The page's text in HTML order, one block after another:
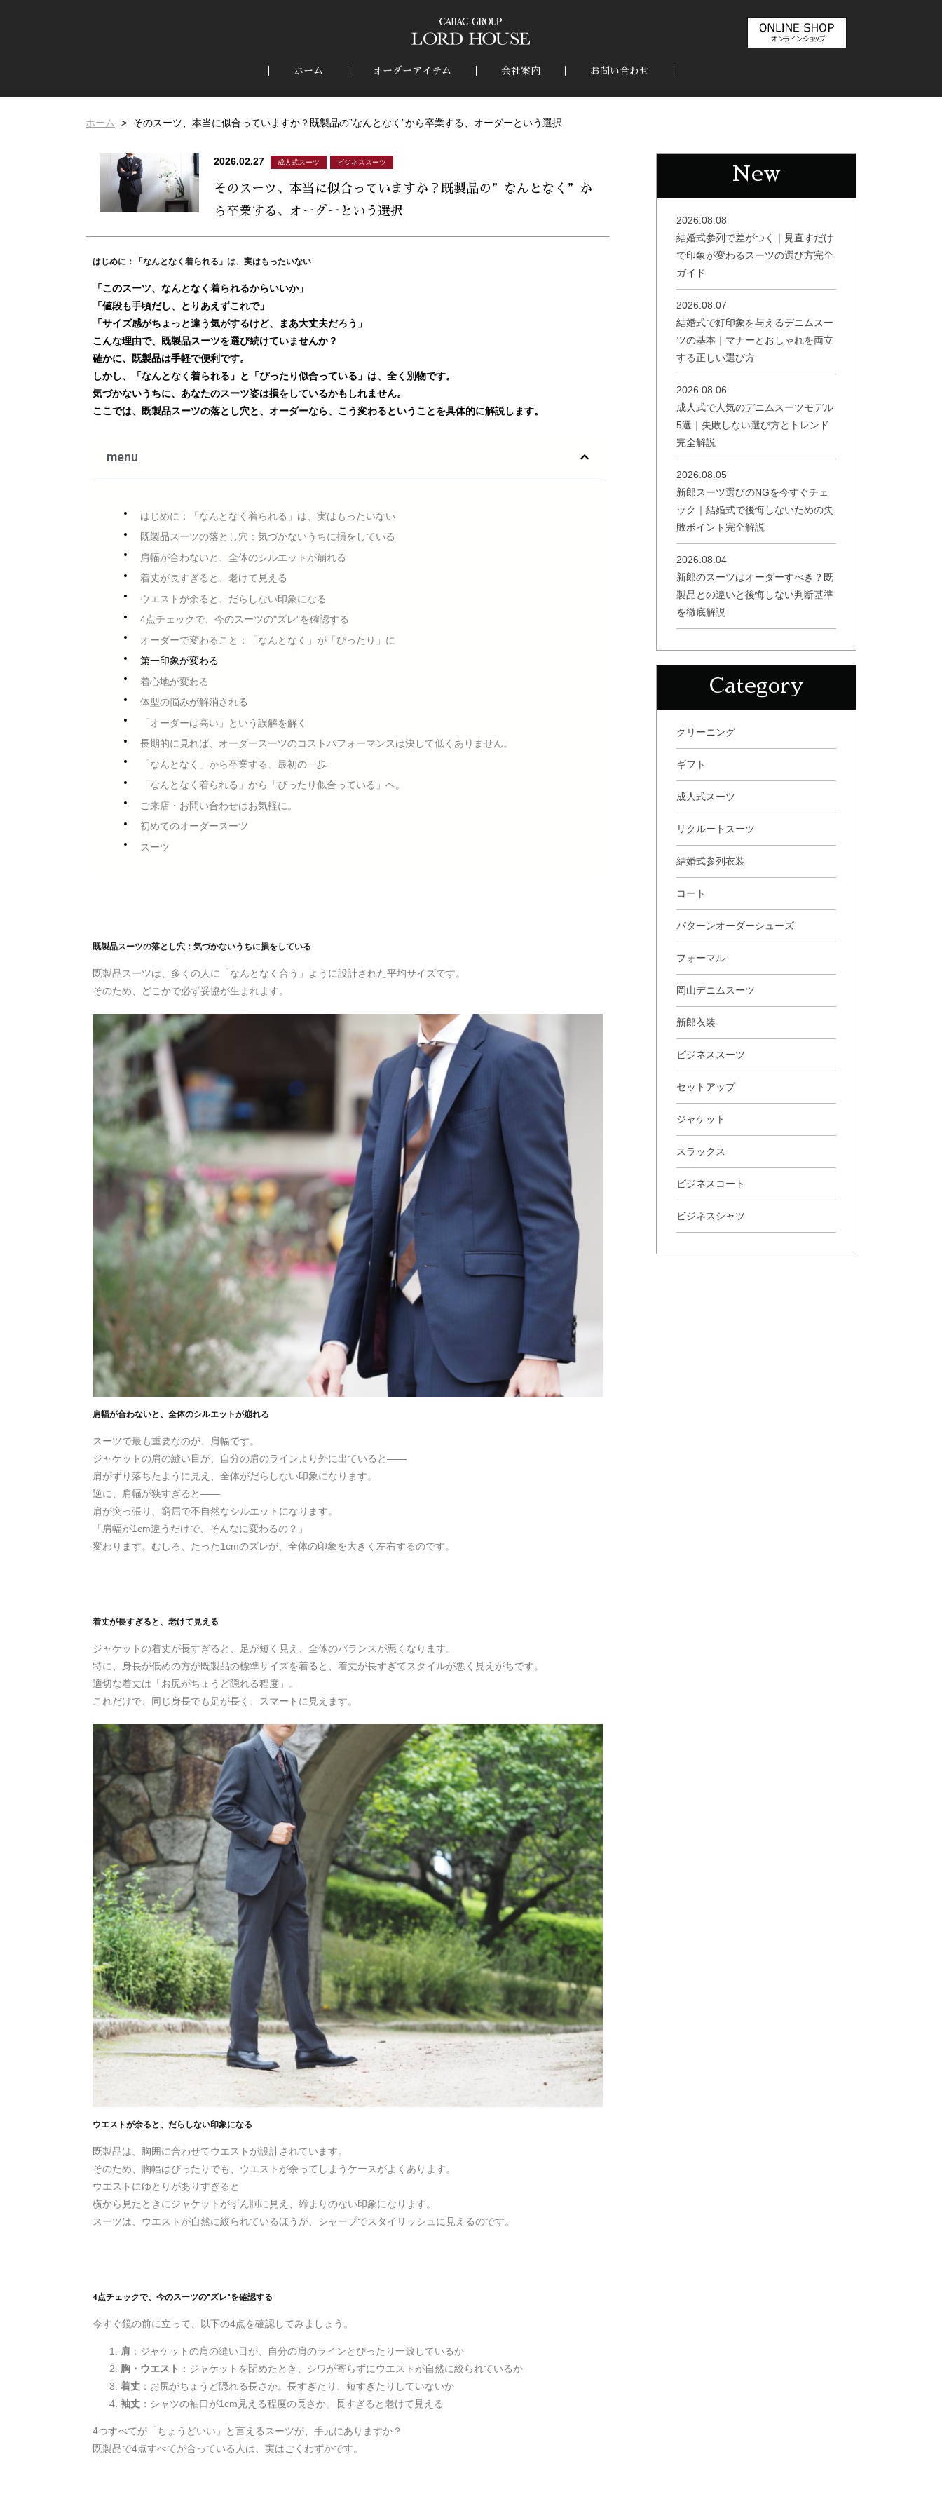
ホーム オーダーアイテム 会社案内 お問い合わせ
ホーム そのスーツ、本当に似合っていますか？既製品の”なんとなく”から卒業する、オーダーという選択
2026.02.27 成人式スーツ ビジネススーツ
そのスーツ、本当に似合っていますか？既製品の”なんとなく”か
ら卒業する、オーダーという選択
はじめに：「なんとなく着られる」は、実はもったいない
「このスーツ、なんとなく着られるからいいか」
「値段も手頃だし、とりあえずこれで」
「サイズ感がちょっと違う気がするけど、まあ大丈夫だろう」
こんな理由で、既製品スーツを選び続けていませんか？
確かに、既製品は手軽で便利です。
しかし、
「なんとなく着られる」と「ぴったり似合っている」は、全く別物です。
気づかないうちに、あなたのスーツ姿は損をしているかもしれません。
ここでは、既製品スーツの落とし穴と、オーダーなら、こう変わるということを具体的に解説します。
menu
はじめに：「なんとなく着られる」は、実はもったいない
既製品スーツの落とし穴：気づかないうちに損をしている
肩幅が合わないと、全体のシルエットが崩れる
着丈が長すぎると、老けて見える
ウエストが余ると、だらしない印象になる
4点チェックで、今のスーツの"ズレ"を確認する
オーダーで変わること：「なんとなく」が「ぴったり」に
第一印象が変わる
着心地が変わる
体型の悩みが解消される
「オーダーは高い」という誤解を解く
長期的に見れば、オーダースーツのコストパフォーマンスは決して低くありません。
「なんとなく」から卒業する、最初の一歩
「なんとなく着られる」から「ぴったり似合っている」へ。
ご来店・お問い合わせはお気軽に。
初めてのオーダースーツ
スーツ
既製品スーツの落とし穴：気づかないうちに損をしている
既製品スーツは、多くの人に「なんとなく合う」ように設計された平均サイズです。
そのため、どこかで必ず妥協が生まれます。
肩幅が合わないと、全体のシルエットが崩れる
スーツで最も重要なのが、肩幅です。
ジャケットの肩の縫い目が、自分の肩のラインより外に出ていると——
肩がずり落ちたように見え、全体がだらしない印象になります。
逆に、肩幅が狭すぎると——
肩が突っ張り、窮屈で不自然なシルエットになります。
「肩幅が1cm違うだけで、そんなに変わるの？」
変わります。むしろ、たった1cmのズレが、全体の印象を大きく左右するのです。
着丈が長すぎると、老けて見える
ジャケットの着丈が長すぎると、足が短く見え、全体のバランスが悪くなります。
特に、身長が低めの方が既製品の標準サイズを着ると、着丈が長すぎてスタイルが悪く見えがちです。
適切な着丈は「お尻がちょうど隠れる程度」。
これだけで、同じ身長でも足が長く、スマートに見えます。
ウエストが余ると、だらしない印象になる
既製品は、胸囲に合わせてウエストが設計されています。
そのため、胸幅はぴったりでも、ウエストが余ってしまうケースがよくあります。
ウエストにゆとりがありすぎると
横から見たときにジャケットがずん胴に見え、締まりのない印象になります。
スーツは、ウエストが自然に絞られているほうが、シャープでスタイリッシュに見えるのです。
4点チェックで、今のスーツの"ズレ"を確認する
今すぐ鏡の前に立って、以下の4点を確認してみましょう。
肩 ：ジャケットの肩の縫い目が、自分の肩のラインとぴったり一致しているか
胸・ウエスト ：ジャケットを閉めたとき、シワが寄らずにウエストが自然に絞られているか
着丈 ：お尻がちょうど隠れる長さか。長すぎたり、短すぎたりしていないか
袖丈 ：シャツの袖口が1cm見える程度の長さか。長すぎると老けて見える
4つすべてが「ちょうどいい」と言えるスーツが、手元にありますか？
既製品で4点すべてが合っている人は、実はごくわずかです。
New
2026.08.08
結婚式参列で差がつく｜見直すだけ
で印象が変わるスーツの選び方完全
ガイド
2026.08.07
結婚式で好印象を与えるデニムスー
ツの基本｜マナーとおしゃれを両立
する正しい選び方
2026.08.06
成人式で人気のデニムスーツモデル
5選｜失敗しない選び方とトレンド
完全解説
2026.08.05
新郎スーツ選びのNGを今すぐチェ
ック｜結婚式で後悔しないための失
敗ポイント完全解説
2026.08.04
新郎のスーツはオーダーすべき？既
製品との違いと後悔しない判断基準
を徹底解説
Category
クリーニング
ギフト
成人式スーツ
リクルートスーツ
結婚式参列衣装
コート
パターンオーダーシューズ
フォーマル
岡山デニムスーツ
新郎衣装
ビジネススーツ
セットアップ
ジャケット
スラックス
ビジネスコート
ビジネスシャツ